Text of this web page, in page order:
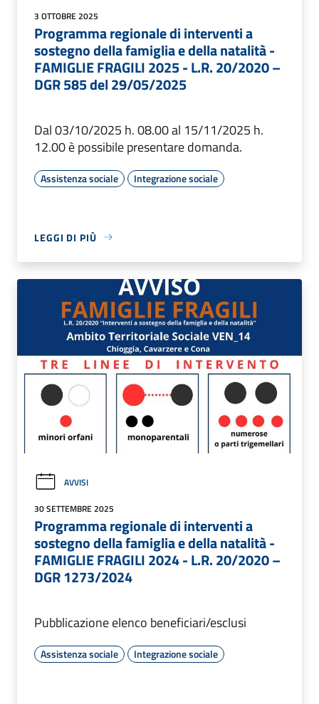
3 OTTOBRE 2025
Programma regionale di interventi a
sostegno della famiglia e della natalità -
FAMIGLIE FRAGILI 2025 - L.R. 20/2020 –
DGR 585 del 29/05/2025
Dal 03/10/2025 h. 08.00 al 15/11/2025 h.
12.00 è possibile presentare domanda.
Assistenza sociale Integrazione sociale
LEGGI DI PIÙ
AVVISI
30 SETTEMBRE 2025
Programma regionale di interventi a
sostegno della famiglia e della natalità -
FAMIGLIE FRAGILI 2024 - L.R. 20/2020 –
DGR 1273/2024
Pubblicazione elenco beneficiari/esclusi
Assistenza sociale Integrazione sociale